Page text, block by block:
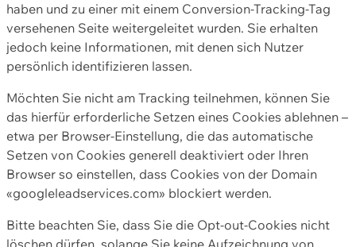
haben und zu einer mit einem Conversion-Tracking-Tag
versehenen Seite weitergeleitet wurden. Sie erhalten
jedoch keine Informationen, mit denen sich Nutzer
persönlich identifizieren lassen.
Möchten Sie nicht am Tracking teilnehmen, können Sie
das hierfür erforderliche Setzen eines Cookies ablehnen –
etwa per Browser-Einstellung, die das automatische
Setzen von Cookies generell deaktiviert oder Ihren
Browser so einstellen, dass Cookies von der Domain
«googleleadservices.com» blockiert werden.
Bitte beachten Sie, dass Sie die Opt-out-Cookies nicht